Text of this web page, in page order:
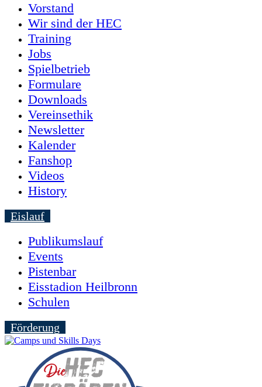
Vorstand
Wir sind der HEC
Training
Jobs
Spielbetrieb
Formulare
Downloads
Vereinsethik
Newsletter
Kalender
Fanshop
Videos
History
Eislauf
Publikumslauf
Events
Pistenbar
Eisstadion Heilbronn
Schulen
Förderung